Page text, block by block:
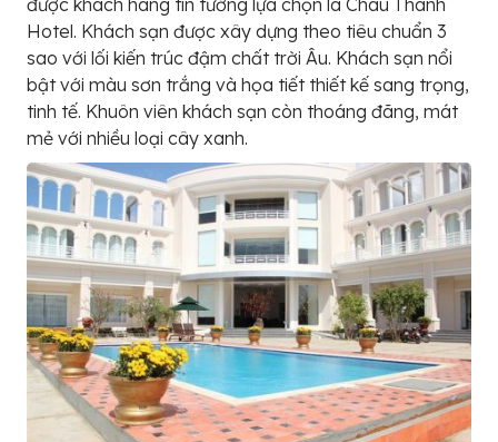
được khách hàng tin tưởng lựa chọn là Châu Thành
Hotel. Khách sạn được xây dựng theo tiêu chuẩn 3
sao với lối kiến trúc đậm chất trời Âu. Khách sạn nổi
bật với màu sơn trắng và họa tiết thiết kế sang trọng,
tinh tế. Khuôn viên khách sạn còn thoáng đãng, mát
mẻ với nhiều loại cây xanh.